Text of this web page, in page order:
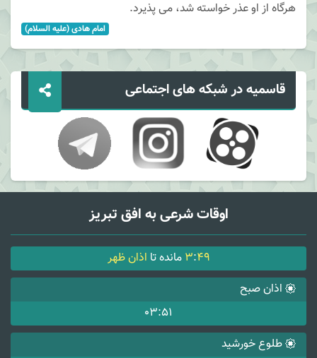
هرگاه از او عذر خواسته شد، می پذیرد.
امام هادی (علیه السلام)
قاسمیه در شبکه های اجتماعی
اوقات شرعی به افق تبریز
3:49 مانده تا اذان ظهر
اذان صبح
03:51
طلوع خورشید